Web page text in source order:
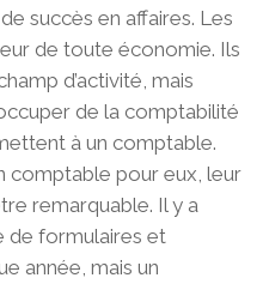
succès en affaires. Les
de toute économie. Ils
d’activité, mais
de la comptabilité
à un comptable.
comptable pour eux, leur
remarquable. Il y a
de formulaires et
année, mais un